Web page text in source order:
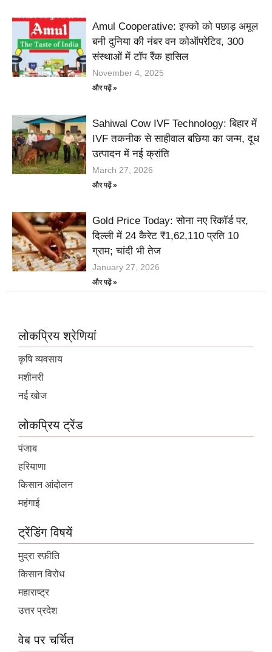
Amul Cooperative: इफ्को को पछाड़ अमूल
बनी दुनिया की नंबर वन कोऑपरेटिव, 300
संस्थाओं में टॉप रैंक हासिल
November 4, 2025
और पढ़ें »
Sahiwal Cow IVF Technology: बिहार में
IVF तकनीक से साहीवाल बछिया का जन्म, दूध
उत्पादन में नई क्रांति
March 27, 2026
और पढ़ें »
Gold Price Today: सोना नए रिकॉर्ड पर,
दिल्ली में 24 कैरेट ₹1,62,110 प्रति 10
ग्राम; चांदी भी तेज
January 27, 2026
और पढ़ें »
लोकप्रिय श्रेणियां
कृषि व्यवसाय
मशीनरी
नई खोज
लोकप्रिय ट्रेंड
पंजाब
हरियाणा
किसान आंदोलन
महंगाई
ट्रेंडिंग विषयें
मुद्रा स्फ़ीति
किसान विरोध
महाराष्ट्र
उत्तर प्रदेश
वेब पर चर्चित